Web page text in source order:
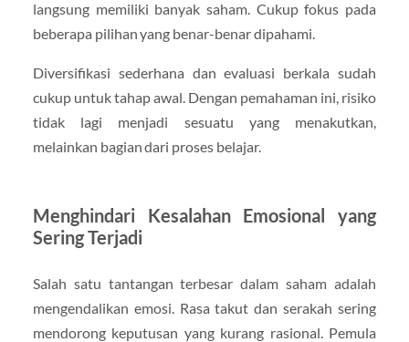
langsung memiliki banyak saham. Cukup fokus pada
beberapa pilihan yang benar-benar dipahami.
Diversifikasi sederhana dan evaluasi berkala sudah
cukup untuk tahap awal. Dengan pemahaman ini, risiko
tidak lagi menjadi sesuatu yang menakutkan,
melainkan bagian dari proses belajar.
Menghindari Kesalahan Emosional yang
Sering Terjadi
Salah satu tantangan terbesar dalam saham adalah
mengendalikan emosi. Rasa takut dan serakah sering
mendorong keputusan yang kurang rasional. Pemula